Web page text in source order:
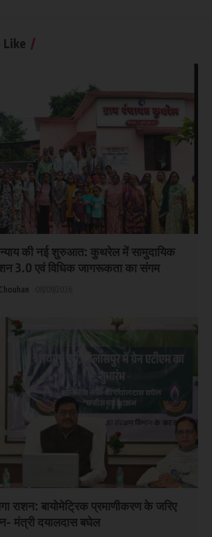
Like
न्याय की नई शुरुआत: कुथरेल में सामुदायिक
3.0 एवं विधिक जागरूकता का संगम
राशन: बायोमेट्रिक प्रमाणीकरण के जरिए
मंत्री दयालदास बघेल